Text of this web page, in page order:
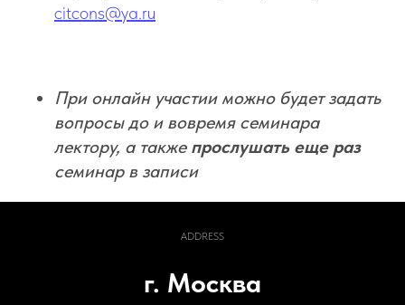
citcons@ya.ru
При онлайн участии можно будет задать
вопросы до и вовремя семинара
лектору, а также прослушать еще раз
семинар в записи
ADDRESS
г. Москва